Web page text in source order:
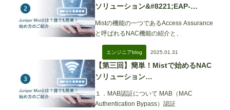
ソリューション&#8221;EAP-
TLS&#8221;編
Mistの機能の一つであるAccess Assurance
と呼ばれるNAC機能の紹介と、
エンジニアblog 2025.01.31
【第三回】簡単！Mistで始めるNAC
ソリューション
&#8221;MAB/MPSK&#8221;編
１．MAB認証について MAB（MAC
Authentication Bypass）認証